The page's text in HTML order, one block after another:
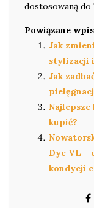
dostosowaną
Powiązane
Jak
stylizacji
Jak
kupić?
Dye VL –
kondycji